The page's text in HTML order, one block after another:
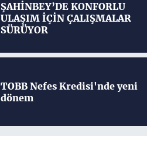
ŞAHİNBEY’DE KONFORLU
ULAŞIM İÇİN ÇALIŞMALAR
SÜRÜYOR
TOBB Nefes Kredisi'nde yeni
dönem